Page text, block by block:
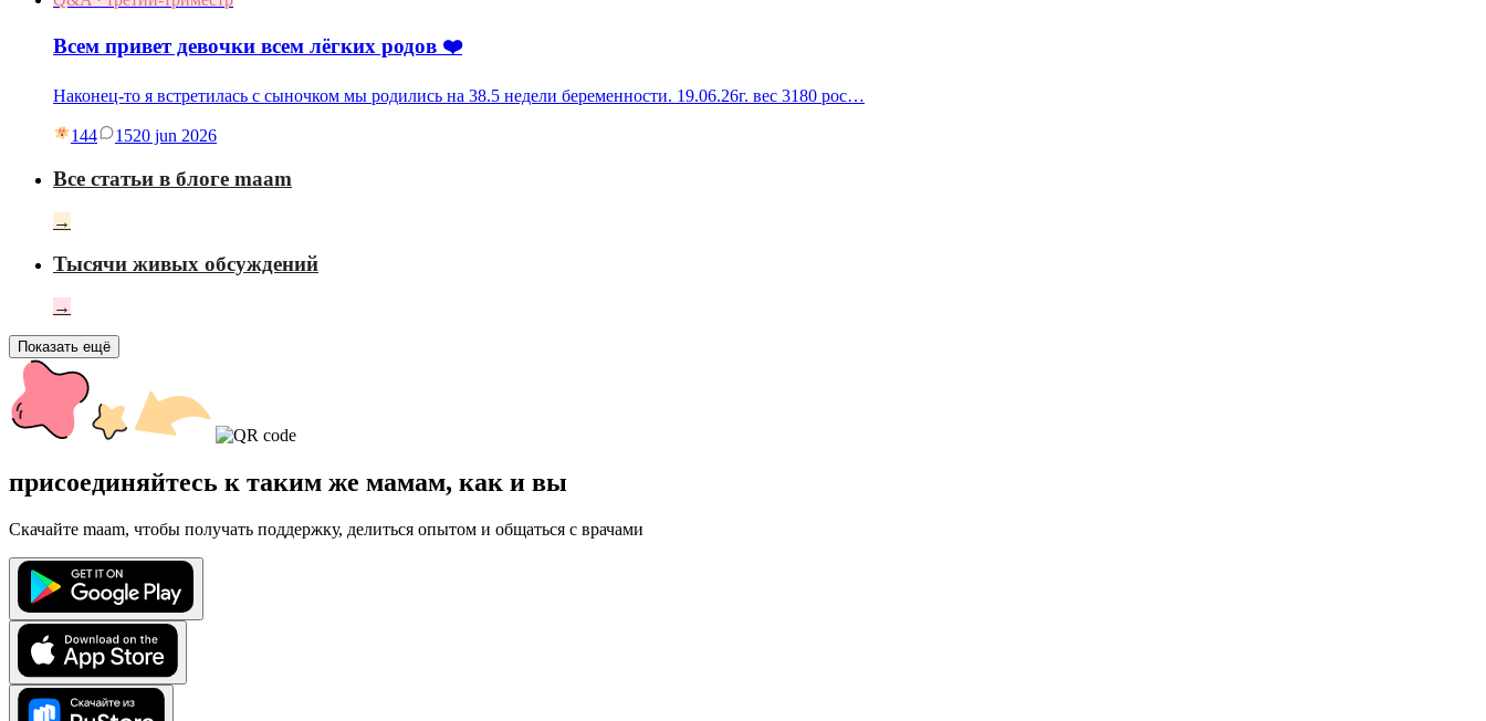
Всем привет девочки всем лёгких родов ❤️
Наконец-то я встретилась с сыночком мы родились на 38.5 недели беременности. 19.06.26г. вес 3180 рос…
144 1520 jun 2026
Все статьи в блоге maam
→
Тысячи живых обсуждений
→
Показать ещё
присоединяйтесь к таким же мамам, как и вы
Скачайте maam, чтобы получать поддержку, делиться опытом и общаться с врачами